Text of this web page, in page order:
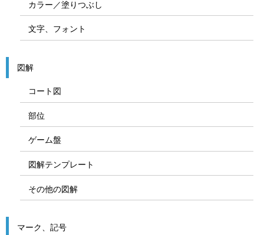
カラー／塗りつぶし
文字、フォント
図解
コート図
部位
ゲーム盤
図解テンプレート
その他の図解
マーク、記号